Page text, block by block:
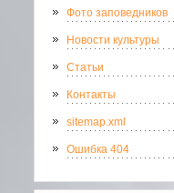
Фото заповедников
Новости культуры
Статьи
Контакты
sitemap.xml
Ошибка 404